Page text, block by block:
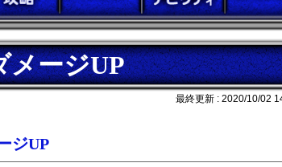
メージUP
最終更新 : 2020/10/02
ジUP